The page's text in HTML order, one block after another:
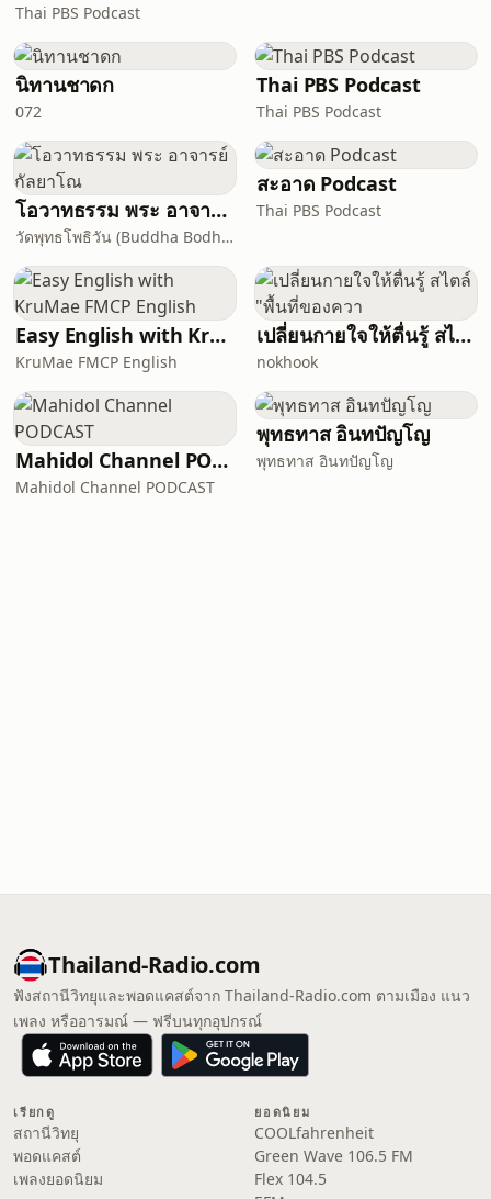
Thai PBS Podcast
นิทานชาดก
072
Thai PBS Podcast
Thai PBS Podcast
โอวาทธรรม พระ อาจารย์ กัลยาโณ
วัดพุทธโพธิวัน (Buddha Bodhivana Monastery - Ajahn Kalyano)
สะอาด Podcast
Thai PBS Podcast
Easy English with KruMae FMCP English
KruMae FMCP English
เปลี่ยนกายใจให้ตื่นรู้ สไตล์ "พื้นที่ของควา
nokhook
Mahidol Channel PODCAST
Mahidol Channel PODCAST
พุทธทาส อินทปัญโญ
พุทธทาส อินทปัญโญ
Thailand-Radio.com
ฟังสถานีวิทยุและพอดแคสต์จาก Thailand-Radio.com ตามเมือง แนว
เพลง หรืออารมณ์ — ฟรีบนทุกอุปกรณ์
เรียกดู
สถานีวิทยุ
พอดแคสต์
เพลงยอดนิยม
ยอดนิยม
COOLfahrenheit
Green Wave 106.5 FM
Flex 104.5